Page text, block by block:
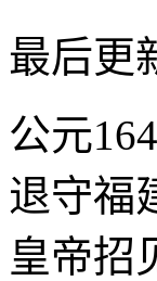
最后更
公元
退守福
皇帝招